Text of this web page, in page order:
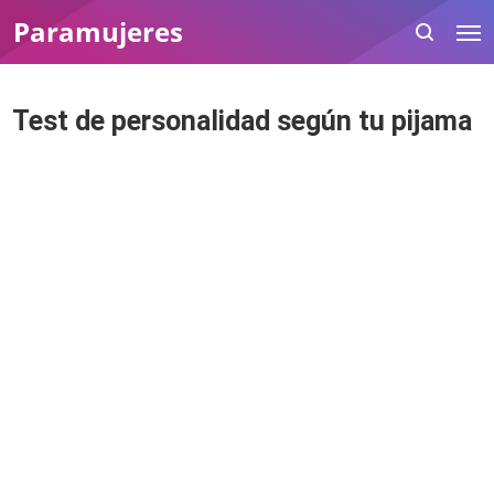
Paramujeres
Test de personalidad según tu pijama